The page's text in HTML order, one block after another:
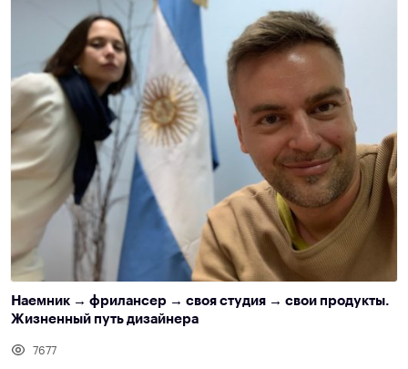
Наемник → фрилансер → своя студия → свои продукты.
Жизненный путь дизайнера
7677